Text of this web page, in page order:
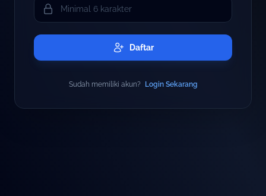
Daftar
Sudah memiliki akun? Login Sekarang